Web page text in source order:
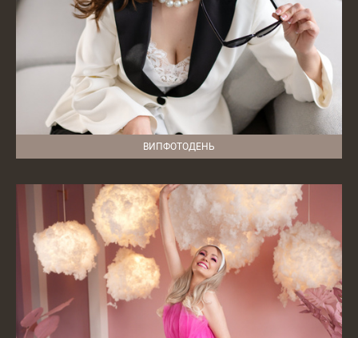
ВИПФОТОДЕНЬ